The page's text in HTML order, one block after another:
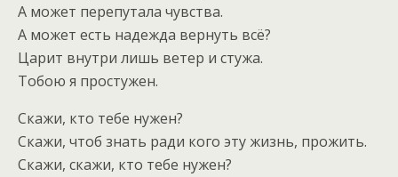
А может перепутала чувства.
А может есть надежда вернуть всё?
Царит внутри лишь ветер и стужа.
Тобою я простужен.
Скажи, кто тебе нужен?
Скажи, чтоб знать ради кого эту жизнь, прожить.
Скажи, скажи, кто тебе нужен?